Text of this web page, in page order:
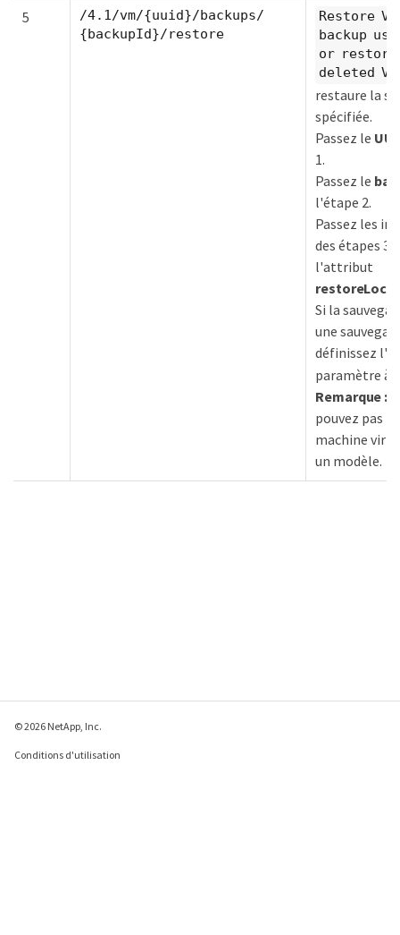
5
/4.1/vm/{uuid}/backups/
{backupId}/restore
Restore
backup
or restore
deleted VM
restaure la
spécifiée.
Passez le
1.
Passez le
l'étape 2.
Passez les
des étapes 3
l'attribut
Si la
une
définissez l'
paramètre à
Remarque :
pouvez pas
machine
un modèle.
© 2026 NetApp, Inc.
Conditions d'utilisation